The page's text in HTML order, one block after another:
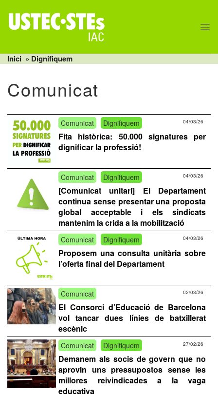
content
Inici » Dignifiquem
Comunicat
Comunicat Dignifiquem 04/03/26
Fita històrica: 50.000 signatures per
dignificar la professió!
Comunicat Dignifiquem 04/03/26
[Comunicat unitari] El Departament
continua sense presentar una proposta
global acceptable i els sindicats
mantenim la crida a la mobilització
Comunicat Dignifiquem 04/03/26
Proposem una consulta unitària sobre
l’oferta final del Departament
Comunicat 02/03/26
El Consorci d’Educació de Barcelona
vol tancar dues línies de batxillerat
escènic
Comunicat Dignifiquem 27/02/26
Demanem als socis de govern que no
aprovin uns pressupostos sense les
millores reivindicades a la vaga
educativa